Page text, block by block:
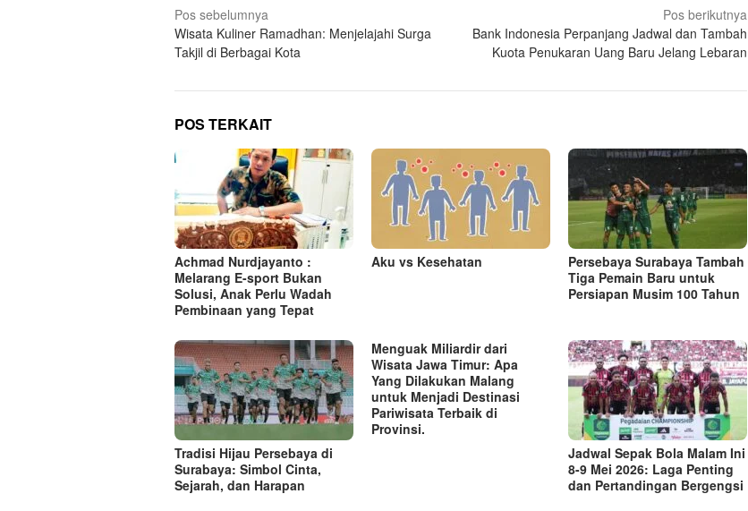
N
a
v
i
g
s
i
p
o
s
Pos sebelumnya
Wisata Kuliner Ramadhan: Menjelajahi Surga
Takjil di Berbagai Kota
Pos berikutnya
Bank Indonesia Perpanjang Jadwal dan Tambah
Kuota Penukaran Uang Baru Jelang Lebaran
POS TERKAIT
Achmad Nurdjayanto :
Melarang E-sport Bukan
Solusi, Anak Perlu Wadah
Pembinaan yang Tepat
Aku vs Kesehatan
Persebaya Surabaya Tambah
Tiga Pemain Baru untuk
Persiapan Musim 100 Tahun
Tradisi Hijau Persebaya di
Surabaya: Simbol Cinta,
Sejarah, dan Harapan
Menguak Miliardir dari
Wisata Jawa Timur: Apa
Yang Dilakukan Malang
untuk Menjadi Destinasi
Pariwisata Terbaik di
Provinsi.
Jadwal Sepak Bola Malam Ini
8-9 Mei 2026: Laga Penting
dan Pertandingan Bergengsi